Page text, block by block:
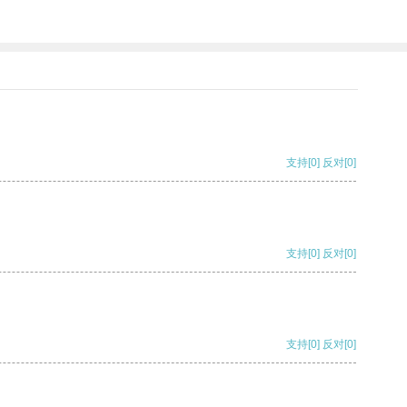
支持[0] 反对[0]
支持[0] 反对[0]
支持[0] 反对[0]